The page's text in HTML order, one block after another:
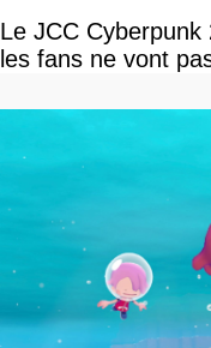
Le JCC
les fans ne vont